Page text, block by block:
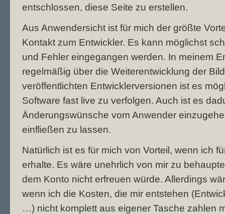
entschlossen, diese Seite zu erstellen.
Aus Anwendersicht ist für mich der größte
Kontakt zum Entwickler. Es kann möglichst
und Fehler eingegangen werden. In meinem
regelmäßig über die Weiterentwicklung der
veröffentlichten Entwicklerversionen ist es
Software fast live zu verfolgen. Auch ist es
Änderungswünsche vom Anwender
einfließen zu lassen.
Natürlich ist es für mich von Vorteil, wenn ich
erhalte. Es wäre unehrlich von mir zu
dem Konto nicht erfreuen würde. Allerdings
wenn ich die Kosten, die mir entstehen
…) nicht komplett aus eigener Tasche zahlen